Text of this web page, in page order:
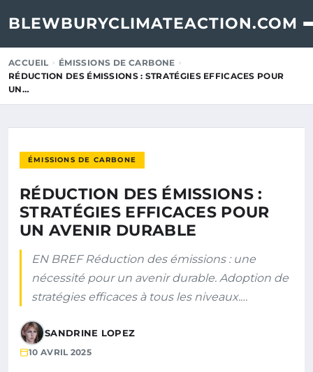
BLEWBURYCLIMATEACTION.COM
ACCUEIL
ÉMISSIONS DE CARBONE
RÉDUCTION DES ÉMISSIONS : STRATÉGIES EFFICACES POUR
UN…
ÉMISSIONS DE CARBONE
RÉDUCTION DES ÉMISSIONS :
STRATÉGIES EFFICACES POUR
UN AVENIR DURABLE
EN BREF Réduction des émissions : une
nécessité pour un avenir durable. Adoption de
stratégies efficaces à tous les niveaux.…
SANDRINE LOPEZ
10 AVRIL 2025